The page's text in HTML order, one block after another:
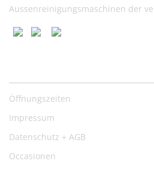
Aussenreinigungsmaschinen der
Öffnungszeiten
Impressum
Datenschutz + AGB
Occasionen